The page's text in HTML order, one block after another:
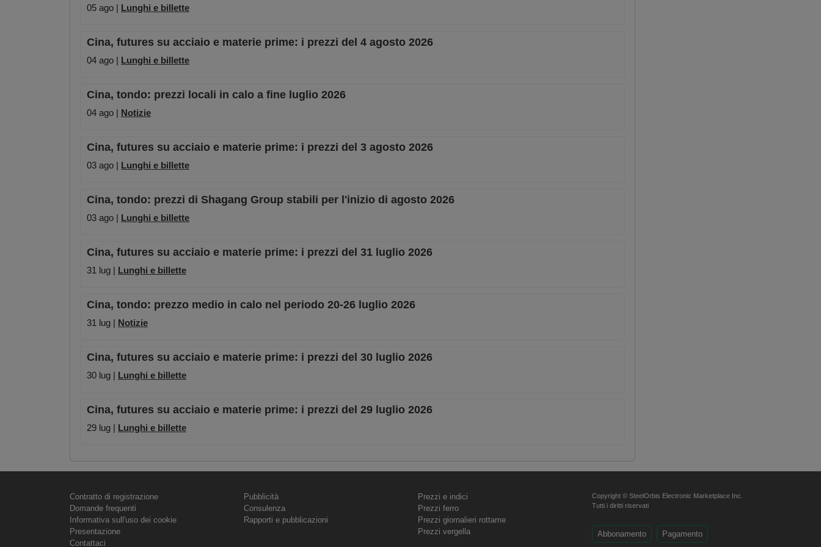
05 ago | Lunghi e billette
Cina, futures su acciaio e materie prime: i prezzi del 4 agosto 2026
04 ago | Lunghi e billette
Cina, tondo: prezzi locali in calo a fine luglio 2026
04 ago | Notizie
Cina, futures su acciaio e materie prime: i prezzi del 3 agosto 2026
03 ago | Lunghi e billette
Cina, tondo: prezzi di Shagang Group stabili per l'inizio di agosto 2026
03 ago | Lunghi e billette
Cina, futures su acciaio e materie prime: i prezzi del 31 luglio 2026
31 lug | Lunghi e billette
Cina, tondo: prezzo medio in calo nel periodo 20-26 luglio 2026
31 lug | Notizie
Cina, futures su acciaio e materie prime: i prezzi del 30 luglio 2026
30 lug | Lunghi e billette
Cina, futures su acciaio e materie prime: i prezzi del 29 luglio 2026
29 lug | Lunghi e billette
Contratto di registrazione
Domande frequenti
Informativa sull'uso dei cookie
Presentazione
Contattaci
Pubblicità
Consulenza
Rapporti e pubblicazioni
Prezzi e indici
Prezzi ferro
Prezzi giornalieri rottame
Prezzi vergella
Copyright © SteelOrbis Electronic Marketplace Inc.
Tutti i diritti riservati
Abbonamento Pagamento